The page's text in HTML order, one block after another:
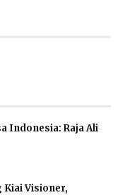
Indonesia: Raja Ali
Kiai Visioner,